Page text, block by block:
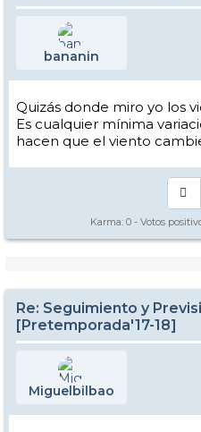
bananin
Quizás donde miro yo los
Es cualquier mínima
hacen que el viento
Karma: 0 - Votos
Re: Seguimiento y
[Pretemporada'17-18]
Miguelbilbao